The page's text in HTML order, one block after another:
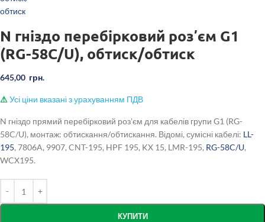
N гніздо перебірковий розʼєм G1
(RG-58C/U), обтиск/обтиск
645,00 грн.
⚠ Усі ціни вказані з урахуванням ПДВ
N гніздо прямий перебірковий розʼєм для кабелів групи G1 (RG-
58C/U), монтаж: обтискання/обтискання. Відомі, сумісні кабелі: LL-
195, 7806A, 9907, CNT-195, HPF 195, KX 15, LMR-195, RG-58C/U,
WCX195.
КУПИТИ